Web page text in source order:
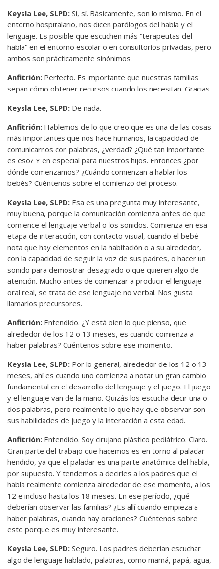
Keysla Lee, SLPD: Sí, sí. Básicamente, son lo mismo. En el
entorno hospitalario, nos dicen patólogos del habla y el
lenguaje. Es posible que escuchen más “terapeutas del
habla” en el entorno escolar o en consultorios privadas, pero
ambos son prácticamente sinónimos.
Anfitrión: Perfecto. Es importante que nuestras familias
sepan cómo obtener recursos cuando los necesitan. Gracias.
Keysla Lee, SLPD: De nada.
Anfitrión: Hablemos de lo que creo que es una de las cosas
más importantes que nos hace humanos, la capacidad de
comunicarnos con palabras, ¿verdad? ¿Qué tan importante
es eso? Y en especial para nuestros hijos. Entonces ¿por
dónde comenzamos? ¿Cuándo comienzan a hablar los
bebés? Cuéntenos sobre el comienzo del proceso.
Keysla Lee, SLPD: Esa es una pregunta muy interesante,
muy buena, porque la comunicación comienza antes de que
comience el lenguaje verbal o los sonidos. Comienza en esa
etapa de interacción, con contacto visual, cuando el bebé
nota que hay elementos en la habitación o a su alrededor,
con la capacidad de seguir la voz de sus padres, o hacer un
sonido para demostrar desagrado o que quieren algo de
atención. Mucho antes de comenzar a producir el lenguaje
oral real, se trata de ese lenguaje no verbal. Nos gusta
llamarlos precursores.
Anfitrión: Entendido. ¿Y está bien lo que pienso, que
alrededor de los 12 o 13 meses, es cuando comienza a
haber palabras? Cuéntenos sobre ese momento.
Keysla Lee, SLPD: Por lo general, alrededor de los 12 o 13
meses, ahí es cuando uno comienza a notar un gran cambio
fundamental en el desarrollo del lenguaje y el juego. El juego
y el lenguaje van de la mano. Quizás los escucha decir una o
dos palabras, pero realmente lo que hay que observar son
sus habilidades de juego y la interacción a esta edad.
Anfitrión: Entendido. Soy cirujano plástico pediátrico. Claro.
Gran parte del trabajo que hacemos es en torno al paladar
hendido, ya que el paladar es una parte anatómica del habla,
por supuesto. Y tendemos a decirles a los padres que el
habla realmente comienza alrededor de ese momento, a los
12 e incluso hasta los 18 meses. En ese período, ¿qué
deberían observar las familias? ¿Es allí cuando empieza a
haber palabras, cuando hay oraciones? Cuéntenos sobre
esto porque es muy interesante.
Keysla Lee, SLPD: Seguro. Los padres deberían escuchar
algo de lenguaje hablado, palabras, como mamá, papá, agua,